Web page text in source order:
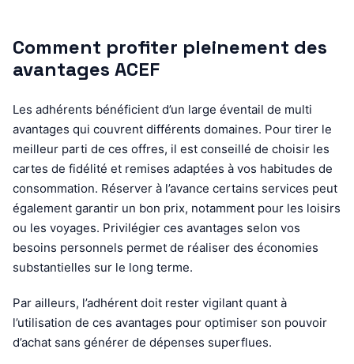
Comment profiter pleinement des
avantages ACEF
Les adhérents bénéficient d’un large éventail de multi
avantages qui couvrent différents domaines. Pour tirer le
meilleur parti de ces offres, il est conseillé de choisir les
cartes de fidélité et remises adaptées à vos habitudes de
consommation. Réserver à l’avance certains services peut
également garantir un bon prix, notamment pour les loisirs
ou les voyages. Privilégier ces avantages selon vos
besoins personnels permet de réaliser des économies
substantielles sur le long terme.
Par ailleurs, l’adhérent doit rester vigilant quant à
l’utilisation de ces avantages pour optimiser son pouvoir
d’achat sans générer de dépenses superflues.